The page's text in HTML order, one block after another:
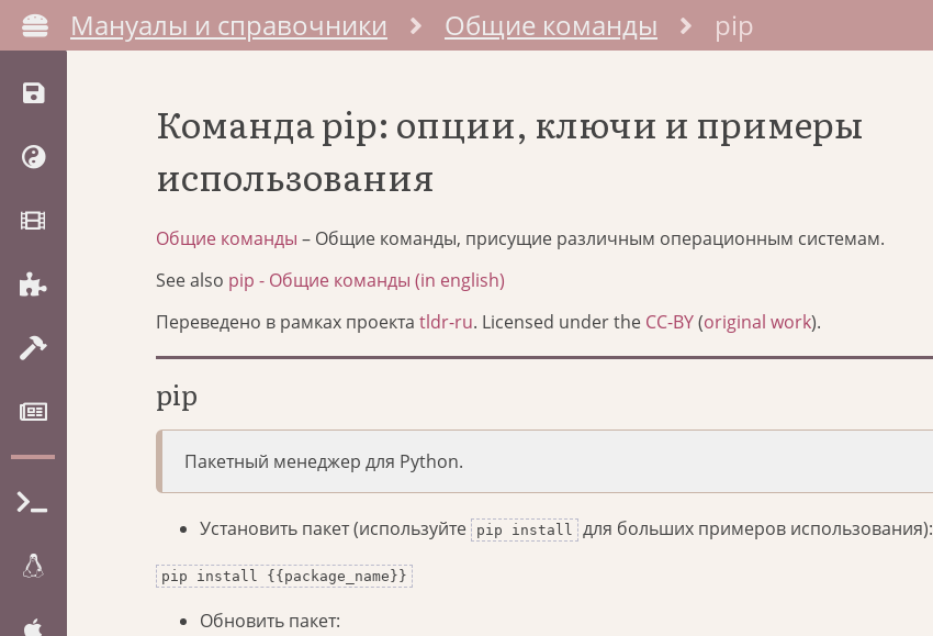
Мануалы и справочники Общие команды pip
Команда pip: опции, ключи и примеры
использования
Общие команды – Общие команды, присущие различным операционным системам.
See also pip - Общие команды (in english)
Переведено в рамках проекта tldr-ru. Licensed under the CC-BY(original work).
pip
Пакетный менеджер для Python.
Установить пакет (используйте pip install для больших примеров использования):
pip install {{package_name}}
Обновить пакет: